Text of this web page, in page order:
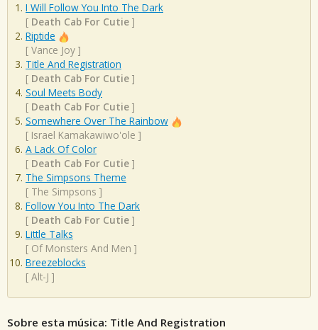
I Will Follow You Into The Dark
[ Death Cab For Cutie ]
Riptide
[ Vance Joy ]
Title And Registration
[ Death Cab For Cutie ]
Soul Meets Body
[ Death Cab For Cutie ]
Somewhere Over The Rainbow
[ Israel Kamakawiwo'ole ]
A Lack Of Color
[ Death Cab For Cutie ]
The Simpsons Theme
[ The Simpsons ]
Follow You Into The Dark
[ Death Cab For Cutie ]
Little Talks
[ Of Monsters And Men ]
Breezeblocks
[ Alt-J ]
Sobre esta música: Title And Registration